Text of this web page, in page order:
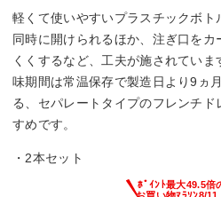
軽くて使いやすいプラスチックボ
同時に開けられるほか、注ぎ口を
くくするなど、工夫が施されてい
味期間は常温保存で製造日より9ヵ
る、セパレートタイプのフレンチ
すめです。
・2本セット